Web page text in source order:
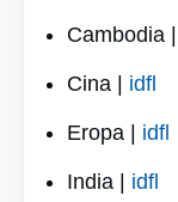
Cambodia |
Cina | idfl
Eropa | idfl
India | idfl